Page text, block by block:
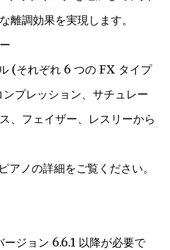
離調効果を実現します。
(それぞれ 6 つの FX タイプ
ンプレッション、サチュレー
、フェイザー、レスリーから
ノの詳細をご覧ください。
ジョン 6.6.1 以降が必要で